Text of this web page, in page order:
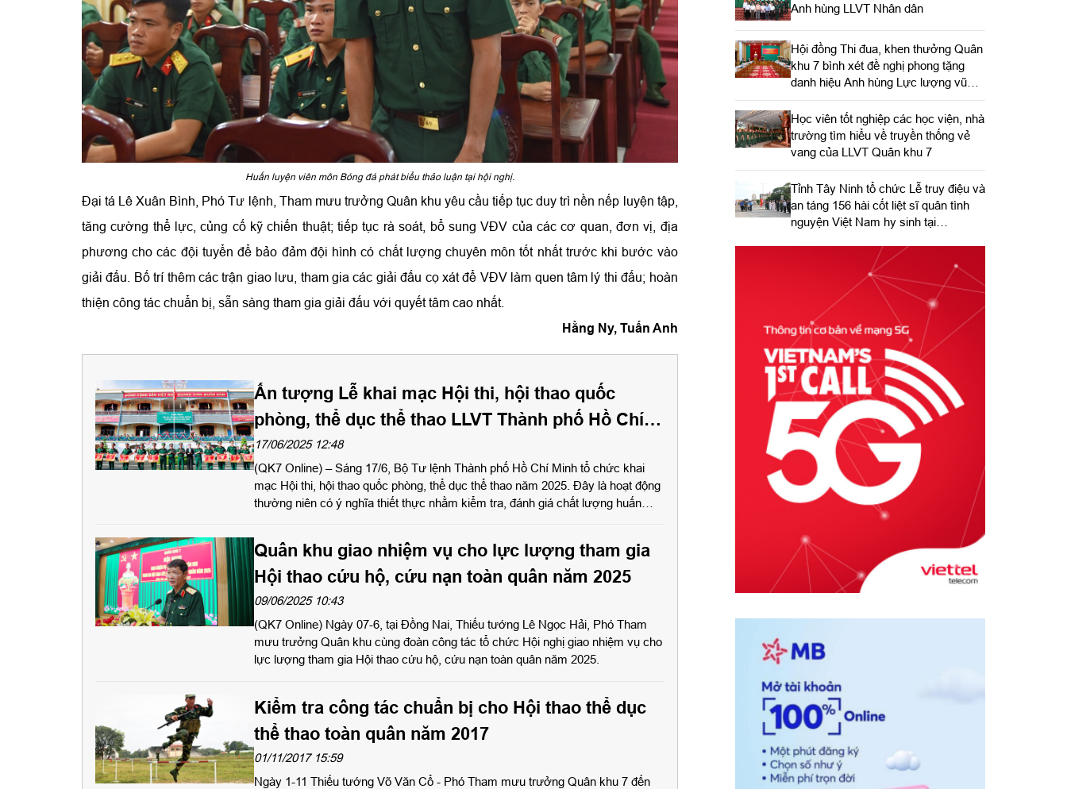
Huấn luyện viên môn Bóng đá phát biểu thảo luận tại hội nghị.
Đại tá Lê Xuân Bình, Phó Tư lệnh, Tham mưu trưởng Quân khu yêu cầu tiếp tục duy trì nền nếp luyện tập,
tăng cường thể lực, củng cố kỹ chiến thuật; tiếp tục rà soát, bổ sung VĐV của các cơ quan, đơn vị, địa
phương cho các đội tuyển để bảo đảm đội hình có chất lượng chuyên môn tốt nhất trước khi bước vào
giải đấu. Bố trí thêm các trận giao lưu, tham gia các giải đấu cọ xát để VĐV làm quen tâm lý thi đấu; hoàn
thiện công tác chuẩn bị, sẵn sàng tham gia giải đấu với quyết tâm cao nhất.
Hằng Ny, Tuấn Anh
Ấn tượng Lễ khai mạc Hội thi, hội thao quốc
phòng, thể dục thể thao LLVT Thành phố Hồ Chí
Minh năm 2025
17/06/2025 12:48
(QK7 Online) – Sáng 17/6, Bộ Tư lệnh Thành phố Hồ Chí Minh tổ chức khai
mạc Hội thi, hội thao quốc phòng, thể dục thể thao năm 2025. Đây là hoạt động
thường niên có ý nghĩa thiết thực nhằm kiểm tra, đánh giá chất lượng huấn
Quân khu giao nhiệm vụ cho lực lượng tham gia
Hội thao cứu hộ, cứu nạn toàn quân năm 2025
09/06/2025 10:43
(QK7 Online) Ngày 07-6, tại Đồng Nai, Thiếu tướng Lê Ngọc Hải, Phó Tham
mưu trưởng Quân khu cùng đoàn công tác tổ chức Hội nghị giao nhiệm vụ cho
lực lượng tham gia Hội thao cứu hộ, cứu nạn toàn quân năm 2025.
Kiểm tra công tác chuẩn bị cho Hội thao thể dục
thể thao toàn quân năm 2017
01/11/2017 15:59
Ngày 1-11 Thiếu tướng Võ Văn Cổ - Phó Tham mưu trưởng Quân khu 7 đến
Anh hùng LLVT Nhân dân
Hội đồng Thi đua, khen thưởng Quân
khu 7 bình xét đề nghị phong tặng
danh hiệu Anh hùng Lực lượng vũ
trang nhân dân
Học viên tốt nghiệp các học viện, nhà
trường tìm hiểu về truyền thống vẻ
vang của LLVT Quân khu 7
​Tỉnh Tây Ninh tổ chức Lễ truy điệu và
an táng 156 hài cốt liệt sĩ quân tình
nguyện Việt Nam hy sinh tại